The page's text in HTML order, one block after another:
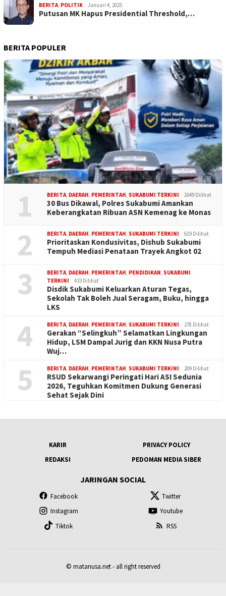
BERITA, POLITIK Januari 4, 2025
Putusan MK Hapus Presidential Threshold,…
BERITA POPULER
1 BERITA, DAERAH, PEMERINTAH, SUKABUMI TERKINI 1649 Dilihat
30 Bus Dikawal, Polres Sukabumi Amankan
Keberangkatan Ribuan ASN Kemenag ke Monas
2 BERITA, DAERAH, PEMERINTAH, SUKABUMI TERKINI 619 Dilihat
Prioritaskan Kondusivitas, Dishub Sukabumi
Tempuh Mediasi Penataan Trayek Angkot 02
3 BERITA, DAERAH, PEMERINTAH, PENDIDIKAN, SUKABUMI
TERKINI
433 Dilihat
Disdik Sukabumi Keluarkan Aturan Tegas,
Sekolah Tak Boleh Jual Seragam, Buku, hingga
LKS
4 BERITA, DAERAH, PEMERINTAH, SUKABUMI TERKINI 278 Dilihat
Gerakan “Selingkuh” Selamatkan Lingkungan
Hidup, LSM Dampal Jurig dan KKN Nusa Putra
Wuj…
5 BERITA, DAERAH, PEMERINTAH, SUKABUMI TERKINI 209 Dilihat
RSUD Sekarwangi Peringati Hari ASI Sedunia
2026, Teguhkan Komitmen Dukung Generasi
Sehat Sejak Dini
KARIR
PRIVACY POLICY
REDAKSI
PEDOMAN MEDIA SIBER
JARINGAN SOCIAL
Facebook
Twitter
Instagram
Youtube
Tiktok
RSS
© matanusa.net - all right reserved